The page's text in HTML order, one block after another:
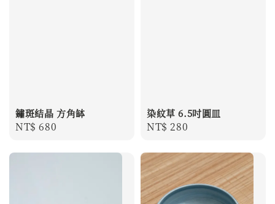
鏽斑結晶 方角缽
Regular
NT$ 680
染紋草 6.5吋圓皿
Regular
NT$ 280